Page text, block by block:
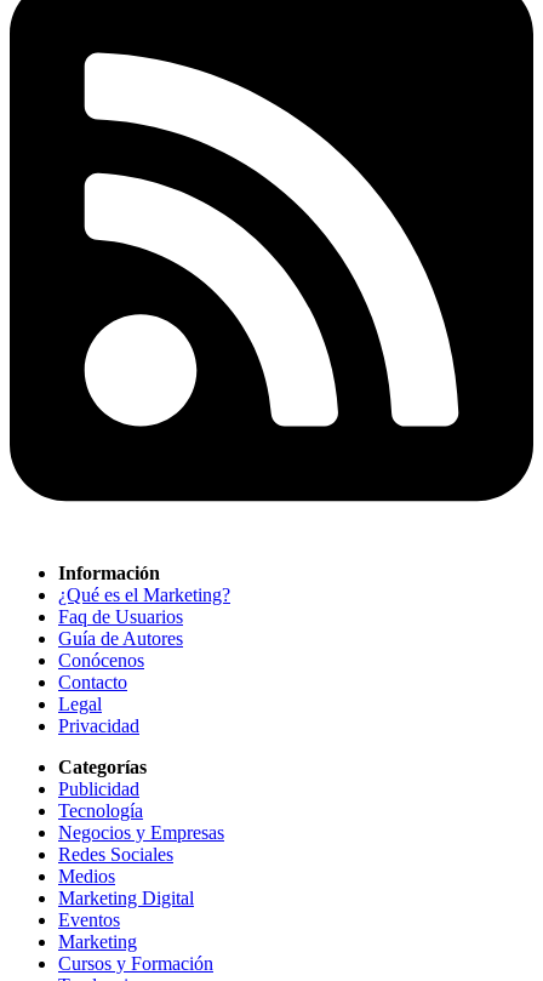
Información
¿Qué es el Marketing?
Faq de Usuarios
Guía de Autores
Conócenos
Contacto
Legal
Privacidad
Categorías
Publicidad
Tecnología
Negocios y Empresas
Redes Sociales
Medios
Marketing Digital
Eventos
Marketing
Cursos y Formación